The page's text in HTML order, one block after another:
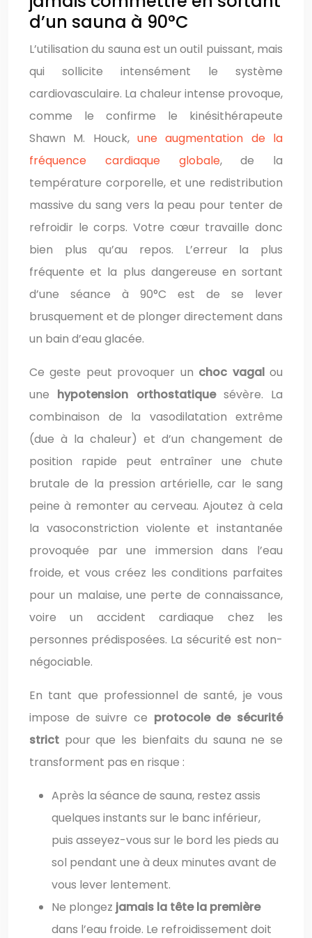
d’un sauna à 90°C
L’utilisation du sauna est un outil puissant, mais
qui sollicite intensément le système
cardiovasculaire. La chaleur intense provoque,
comme le confirme le kinésithérapeute
Shawn M. Houck, une augmentation de la
fréquence cardiaque globale, de la
température corporelle, et une redistribution
massive du sang vers la peau pour tenter de
refroidir le corps. Votre cœur travaille donc
bien plus qu’au repos. L’erreur la plus
fréquente et la plus dangereuse en sortant
d’une séance à 90°C est de se lever
brusquement et de plonger directement dans
un bain d’eau glacée.
Ce geste peut provoquer un choc vagalou
une hypotension orthostatiquesévère. La
combinaison de la vasodilatation extrême
(due à la chaleur) et d’un changement de
position rapide peut entraîner une chute
brutale de la pression artérielle, car le sang
peine à remonter au cerveau. Ajoutez à cela
la vasoconstriction violente et instantanée
provoquée par une immersion dans l’eau
froide, et vous créez les conditions parfaites
pour un malaise, une perte de connaissance,
voire un accident cardiaque chez les
personnes prédisposées. La sécurité est non-
négociable.
En tant que professionnel de santé, je vous
impose de suivre ce protocole de sécurité
strict pour que les bienfaits du sauna ne se
transforment pas en risque :
Après la séance de sauna, restez assis
quelques instants sur le banc inférieur,
puis asseyez-vous sur le bord les pieds au
sol pendant une à deux minutes avant de
vous lever lentement.
Ne plongez jamais la tête la première
dans l’eau froide. Le refroidissement doit